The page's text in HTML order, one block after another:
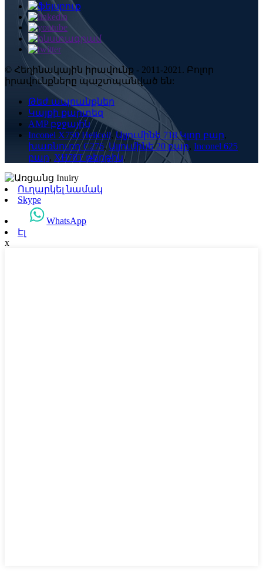
© Հեղինակային իրավունք - 2011-2021. Բոլոր
իրավունքները պաշտպանված են:
Թեժ ապրանքներ
Կայքի քարտեզ
AMP բջջային
Inconel X750 Helicoil, Ալյումինե 718 Կլոր բար,
խառնուրդ C276,Ալյումինե 20 բար, Inconel 625
բար, XH78T թերթիկ,
Ուղարկել նամակ
Skype
WhatsApp
Էլ
x